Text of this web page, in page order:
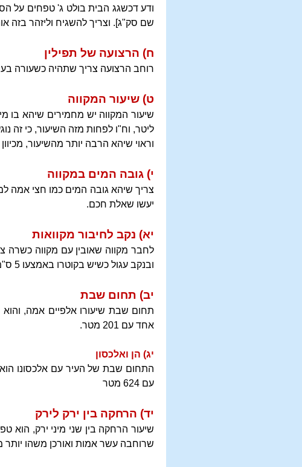
ודע דכשגג הבית בולט ג' טפחים על
שם סק"ג]. וצריך להשגיח וליזהר בזה
ח) הרצועה של תפילין
רוחב הרצועה צריך שתהיה כשעורה בערך, והוא
ט) שיעור המקווה
ליטר, וח"ו לפחות מזה השיעור, כי זה
וראוי שיהא הרבה יותר מהשיעור,
י) גובה המים במקווה
יעשו שאלת חכם.
יא) נקב לחיבור מקוואות
לחבר מקווה שאובין עם מקווה כשרה
ובנקב עגול כשיש בקוטרו באמצעו 5 ס"מ והיקפו 15 כבר יש שם שיעור לחבר המקוואות.
יב) תחום שבת
אחד עם 201 מטר.
יג) הן ואלכסון
עם 624 מטר
יד) הרחקה בין ירק לירק
שרוחבה עשר אמות ואורכן משהו